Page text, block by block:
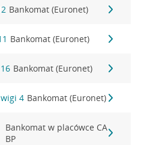
Bankomat (Euronet)
Bankomat (Euronet)
Bankomat (Euronet)
4 Bankomat (Euronet)
Bankomat w placówce CA
BP